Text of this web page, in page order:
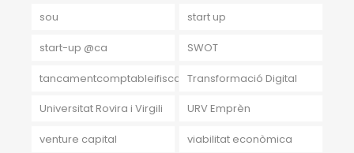
sou start up
start-up @ca SWOT
tancamentcomptableifiscal Transformació Digital
Universitat Rovira i Virgili URV Emprèn
venture capital viabilitat econòmica